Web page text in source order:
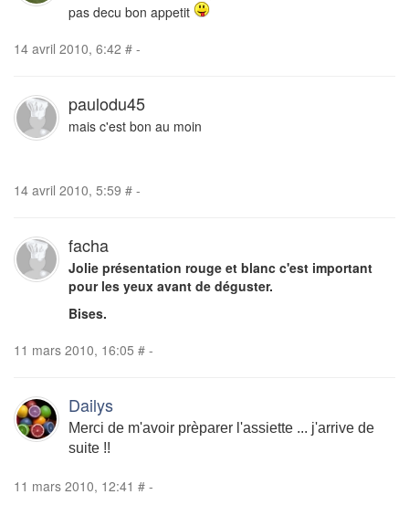
pas decu bon appetit
14 avril 2010, 6:42 # -
paulodu45
mais c'est bon au moin
14 avril 2010, 5:59 # -
facha
Jolie présentation rouge et blanc c'est important
pour les yeux avant de déguster.
Bises.
11 mars 2010, 16:05 # -
Dailys
Merci de m'avoir prèparer l'assiette ... j'arrive de
suite !!
11 mars 2010, 12:41 # -